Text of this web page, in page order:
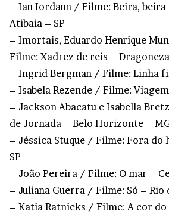
– Ian Iordann / Filme: Beira, beira
Atibaia – SP
– Imortais, Eduardo Henrique
Filme: Xadrez de reis –
– Ingrid Bergman / Filme: Linha
– Isabela Rezende / Filme:
– Jackson Abacatu e Isabella
de Jornada – Belo Horizonte –
– Jéssica Stuque / Filme: Fora do
SP
– João Pereira / Filme: O mar –
– Juliana Guerra / Filme: Só – Rio
– Katia Ratnieks / Filme: A cor do